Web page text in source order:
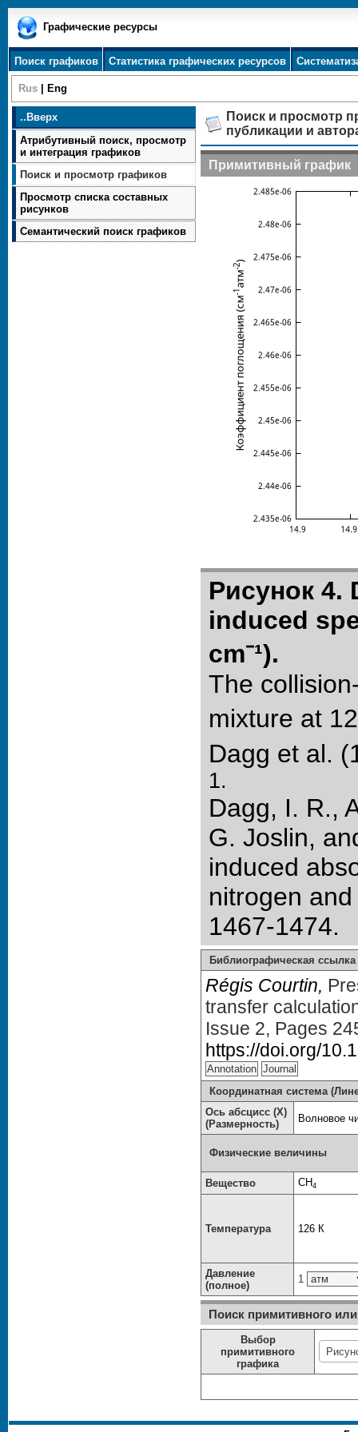
Графические ресурсы
Поиск графиков Статистика графических ресурсов
Rus Eng
.. Вверх
Атрибутивный поиск, просмотр
и интеграция графиков
Поиск и просмотр графиков
Просмотр списка составных
рисунков
Семантический поиск графиков
Поиск и просмотр
публикации и
Примитивный график
Рисунок 4.
induced
cm⁻¹).
The
mixture at
Dagg et al.
1.
Dagg, I. R.,
G. Joslin,
induced
nitrogen
1467-1474.
Библиографическая ссылка
Régis Courtin,
transfer
Issue 2, Pages
https://doi.org/
Координатная система
Ось абсцисс (X)
(Размерность)
Волновое
Физические величины
Вещество CH4
Температура 126 К
Давление
(полное)
1
Поиск примитивного
Выбор
примитивного
графика